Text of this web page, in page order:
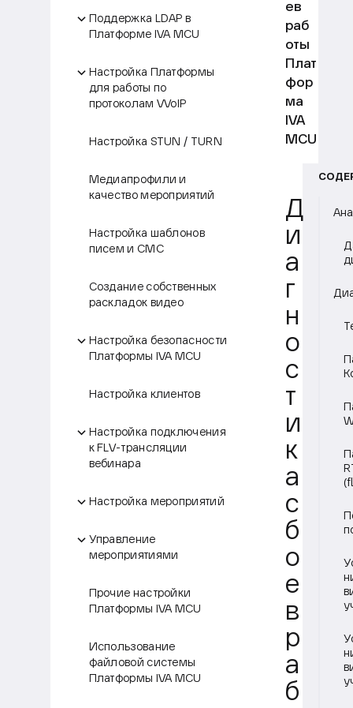
Поддержка LDAP в
Платформе IVA MCU
Настройка Платформы
для работы по
протоколам VVoIP
Настройка STUN / TURN
Медиапрофили и
качество мероприятий
Настройка шаблонов
писем и СМС
Создание собственных
раскладок видео
Настройка безопасности
Платформы IVA MCU
Настройка клиентов
Настройка подключения
к FLV-трансляции
вебинара
Настройка мероприятий
Управление
мероприятиями
Прочие настройки
Платформы IVA MCU
Использование
файловой системы
Платформы IVA MCU
ев
раб
оты
Плат
фор
ма
IVA
MCU
Д
и
а
г
н
о
с
т
и
к
а
с
б
о
е
в
р
а
б